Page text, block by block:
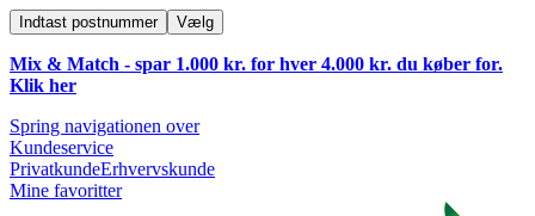
Indtast postnummer Vælg
Mix & Match - spar 1.000 kr. for hver 4.000 kr. du køber for.
Klik her
Spring navigationen over
Kundeservice
PrivatkundeErhvervskunde
Mine favoritter